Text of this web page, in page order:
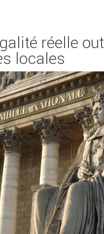
réelle
locales